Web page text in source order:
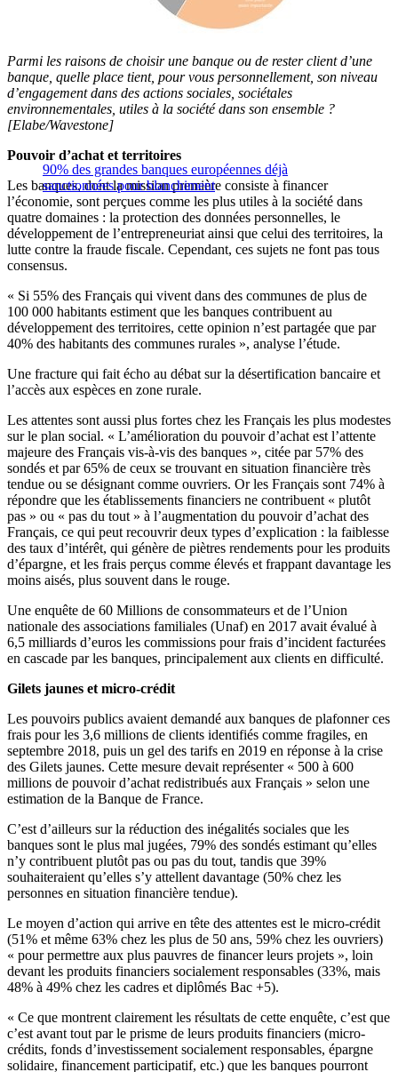
Parmi les raisons de choisir une banque ou de rester client d’une
banque, quelle place tient, pour vous personnellement, son niveau
d’engagement dans des actions sociales, sociétales
environnementales, utiles à la société dans son ensemble ?
[Elabe/Wavestone]
90% des grandes banques européennes déjà
sanctionnées pour blanchiment
Pouvoir d’achat et territoires
Les banques, dont la mission première consiste à financer
l’économie, sont perçues comme les plus utiles à la société dans
quatre domaines : la protection des données personnelles, le
développement de l’entrepreneuriat ainsi que celui des territoires, la
lutte contre la fraude fiscale. Cependant, ces sujets ne font pas tous
consensus.
« Si 55% des Français qui vivent dans des communes de plus de
100 000 habitants estiment que les banques contribuent au
développement des territoires, cette opinion n’est partagée que par
40% des habitants des communes rurales », analyse l’étude.
Une fracture qui fait écho au débat sur la désertification bancaire et
l’accès aux espèces en zone rurale.
Les attentes sont aussi plus fortes chez les Français les plus modestes
sur le plan social. « L’amélioration du pouvoir d’achat est l’attente
majeure des Français vis-à-vis des banques », citée par 57% des
sondés et par 65% de ceux se trouvant en situation financière très
tendue ou se désignant comme ouvriers. Or les Français sont 74% à
répondre que les établissements financiers ne contribuent « plutôt
pas » ou « pas du tout » à l’augmentation du pouvoir d’achat des
Français, ce qui peut recouvrir deux types d’explication : la faiblesse
des taux d’intérêt, qui génère de piètres rendements pour les produits
d’épargne, et les frais perçus comme élevés et frappant davantage les
moins aisés, plus souvent dans le rouge.
Une enquête de 60 Millions de consommateurs et de l’Union
nationale des associations familiales (Unaf) en 2017 avait évalué à
6,5 milliards d’euros les commissions pour frais d’incident facturées
en cascade par les banques, principalement aux clients en difficulté.
Gilets jaunes et micro-crédit
Les pouvoirs publics avaient demandé aux banques de plafonner ces
frais pour les 3,6 millions de clients identifiés comme fragiles, en
septembre 2018, puis un gel des tarifs en 2019 en réponse à la crise
des Gilets jaunes. Cette mesure devait représenter « 500 à 600
millions de pouvoir d’achat redistribués aux Français » selon une
estimation de la Banque de France.
C’est d’ailleurs sur la réduction des inégalités sociales que les
banques sont le plus mal jugées, 79% des sondés estimant qu’elles
n’y contribuent plutôt pas ou pas du tout, tandis que 39%
souhaiteraient qu’elles s’y attellent davantage (50% chez les
personnes en situation financière tendue).
Le moyen d’action qui arrive en tête des attentes est le micro-crédit
(51% et même 63% chez les plus de 50 ans, 59% chez les ouvriers)
« pour permettre aux plus pauvres de financer leurs projets », loin
devant les produits financiers socialement responsables (33%, mais
48% à 49% chez les cadres et diplômés Bac +5).
« Ce que montrent clairement les résultats de cette enquête, c’est que
c’est avant tout par le prisme de leurs produits financiers (micro-
crédits, fonds d’investissement socialement responsables, épargne
solidaire, financement participatif, etc.) que les banques pourront